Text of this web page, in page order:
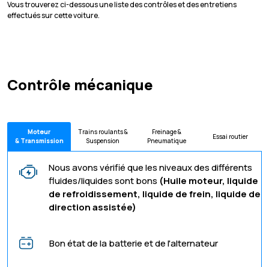
Vous trouverez ci-dessous une liste des contrôles et des entretiens
effectués sur cette voiture.
Contrôle mécanique
Moteur
& Transmission
Trains roulants &
Suspension
Freinage &
Pneumatique
Essai routier
Nous avons vérifié que les niveaux des différents
fluides/liquides sont bons (Huile moteur, liquide
de refroidissement, liquide de frein, liquide de
direction assistée)
Bon état de la batterie et de l'alternateur